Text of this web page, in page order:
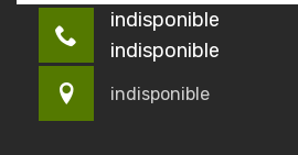
indisponible
indisponible
indisponible